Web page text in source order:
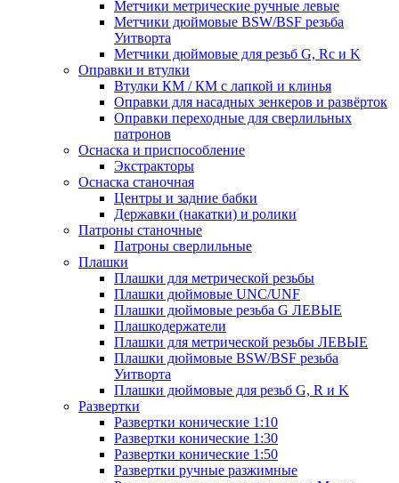
Метчики метрические ручные левые
Метчики дюймовые BSW/BSF резьба
Уитворта
Метчики дюймовые для резьб G, Rc и K
Оправки и втулки
Втулки КМ / КМ с лапкой и клинья
Оправки для насадных зенкеров и развёрток
Оправки переходные для сверлильных
патронов
Оснаска и приспособление
Экстракторы
Оснаска станочная
Центры и задние бабки
Державки (накатки) и ролики
Патроны станочные
Патроны сверлильные
Плашки
Плашки для метрической резьбы
Плашки дюймовые UNC/UNF
Плашки дюймовые резьба G ЛЕВЫЕ
Плашкодержатели
Плашки для метрической резьбы ЛЕВЫЕ
Плашки дюймовые BSW/BSF резьба
Уитворта
Плашки дюймовые для резьб G, R и K
Развертки
Развертки конические 1:10
Развертки конические 1:30
Развертки конические 1:50
Развертки ручные разжимные